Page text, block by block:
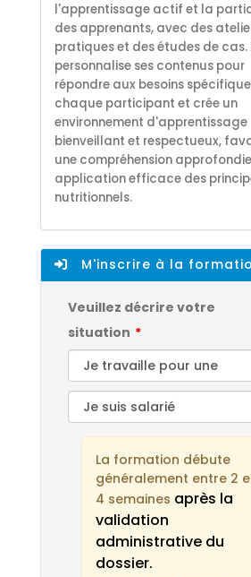
l'apprentissage actif et la
des apprenants, avec des
pratiques et des études de cas.
personnalise ses contenus pour
répondre aux besoins
chaque participant et crée un
environnement d'apprentissage
bienveillant et respectueux,
une compréhension
application efficace des
nutritionnels.
M'inscrire à la
Veuillez décrire votre
situation
La formation débute
généralement entre 2
4 semaines après la
validation
administrative du
dossier.